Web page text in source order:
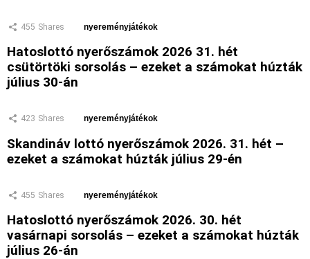
455 Shares nyereményjátékok
Hatoslottó nyerőszámok 2026 31. hét
csütörtöki sorsolás – ezeket a számokat húzták
július 30-án
423 Shares nyereményjátékok
Skandináv lottó nyerőszámok 2026. 31. hét –
ezeket a számokat húzták július 29-én
455 Shares nyereményjátékok
Hatoslottó nyerőszámok 2026. 30. hét
vasárnapi sorsolás – ezeket a számokat húzták
július 26-án